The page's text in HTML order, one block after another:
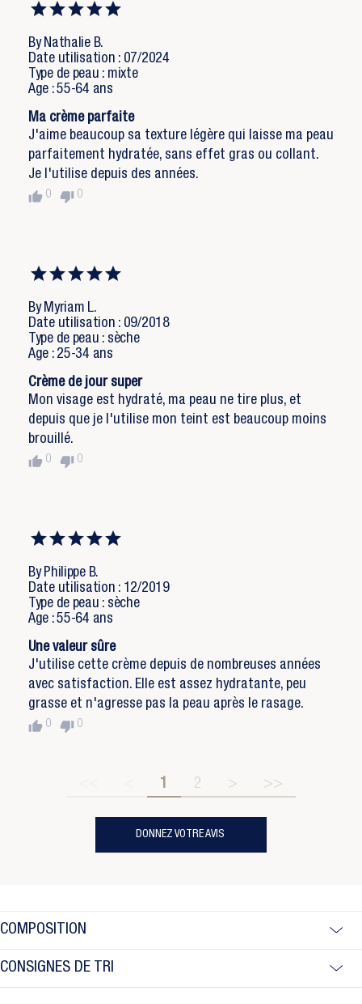
By Nathalie B.
Date utilisation : 07/2024
Type de peau : mixte
Age : 55-64 ans
Ma crème parfaite
J'aime beaucoup sa texture légère qui laisse ma peau
parfaitement hydratée, sans effet gras ou collant.
Je l'utilise depuis des années.
thumb_up 0 thumb_down 0
By Myriam L.
Date utilisation : 09/2018
Type de peau : sèche
Age : 25-34 ans
Crème de jour super
Mon visage est hydraté, ma peau ne tire plus, et
depuis que je l'utilise mon teint est beaucoup moins
brouillé.
thumb_up 0 thumb_down 0
By Philippe B.
Date utilisation : 12/2019
Type de peau : sèche
Age : 55-64 ans
Une valeur sûre
J'utilise cette crème depuis de nombreuses années
avec satisfaction. Elle est assez hydratante, peu
grasse et n'agresse pas la peau après le rasage.
thumb_up 0 thumb_down 0
1 2 > >>
DONNEZ VOTRE AVIS
COMPOSITION
CONSIGNES DE TRI